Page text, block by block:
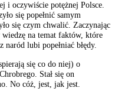
i oczywiście potężnej Polsce.
się popełnić samym
się czym chwalić. Zaczynając
na temat faktów, które
naród lubi popełniać błędy.
się co do niej) o
Stał się on
No cóż, jest, jak jest.